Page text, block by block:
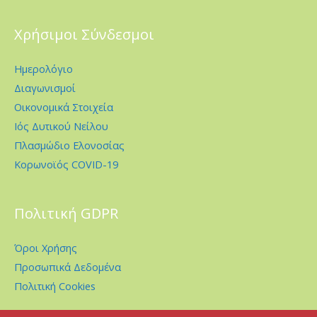
Χρήσιμοι Σύνδεσμοι
Ημερολόγιο
Διαγωνισμοί
Οικονομικά Στοιχεία
Ιός Δυτικού Νείλου
Πλασμώδιο Ελονοσίας
Κορωνοϊός COVID-19
Πολιτική GDPR
Όροι Χρήσης
Προσωπικά Δεδομένα
Πολιτική Cookies